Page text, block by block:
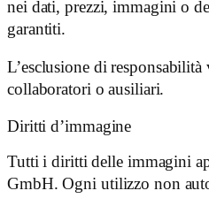
nei dati, prezzi, immagini o
garantiti.
L’esclusione di responsabilità
collaboratori o ausiliari.
Diritti d’immagine
Tutti i diritti delle immagini
GmbH. Ogni utilizzo non